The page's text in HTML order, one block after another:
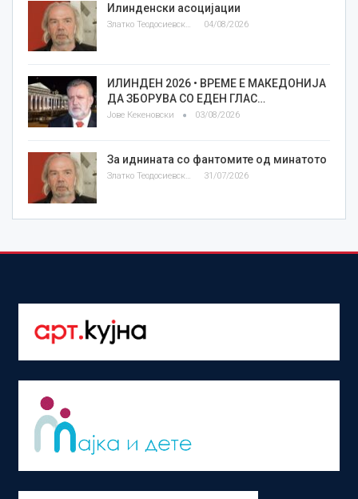
Илинденски асоцијации
Златко Теодосиевски 04/08/2026
ИЛИНДЕН 2026 • ВРЕМЕ Е МАКЕДОНИЈА
ДА ЗБОРУВА СО ЕДЕН ГЛАС…
Јове Кекеновски 03/08/2026
За иднината со фантомите од минатото
Златко Теодосиевски 31/07/2026